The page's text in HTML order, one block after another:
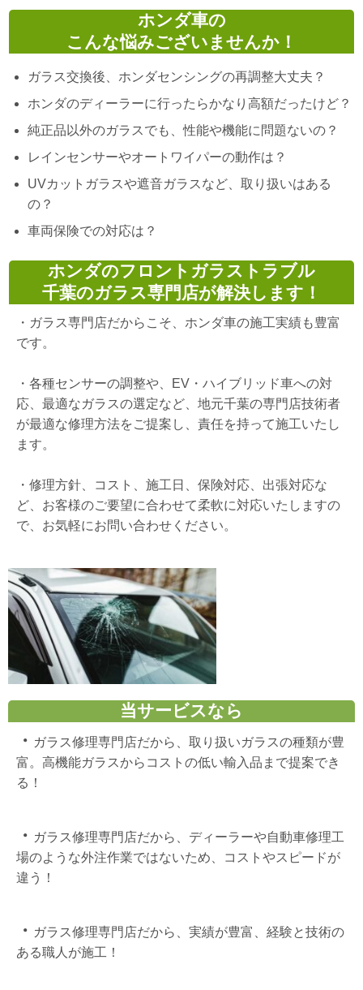
ホンダ車の
こんな悩みございませんか！
ガラス交換後、ホンダセンシングの再調整大丈夫？
ホンダのディーラーに行ったらかなり高額だったけど？
純正品以外のガラスでも、性能や機能に問題ないの？
レインセンサーやオートワイパーの動作は？
UVカットガラスや遮音ガラスなど、取り扱いはある
の？
車両保険での対応は？
ホンダのフロントガラストラブル
千葉のガラス専門店が解決します！
・ ガラス専門店だからこそ、ホンダ車の施工実績も豊富
です。
・ 各種センサーの調整や、EV・ハイブリッド車への対
応、最適なガラスの選定など、地元千葉の専門店技術者
が最適な修理方法をご提案し、責任を持って施工いたし
ます。
・ 修理方針、コスト、施工日、保険対応、出張対応な
ど、お客様のご要望に合わせて柔軟に対応いたしますの
で、お気軽にお問い合わせください。
当サービスなら
・ ガラス修理専門店だから、取り扱いガラスの種類が豊
富。高機能ガラスからコストの低い輸入品まで提案でき
る！
・ ガラス修理専門店だから、ディーラーや自動車修理工
場のような外注作業ではないため、コストやスピードが
違う！
・ ガラス修理専門店だから、実績が豊富、経験と技術の
ある職人が施工！